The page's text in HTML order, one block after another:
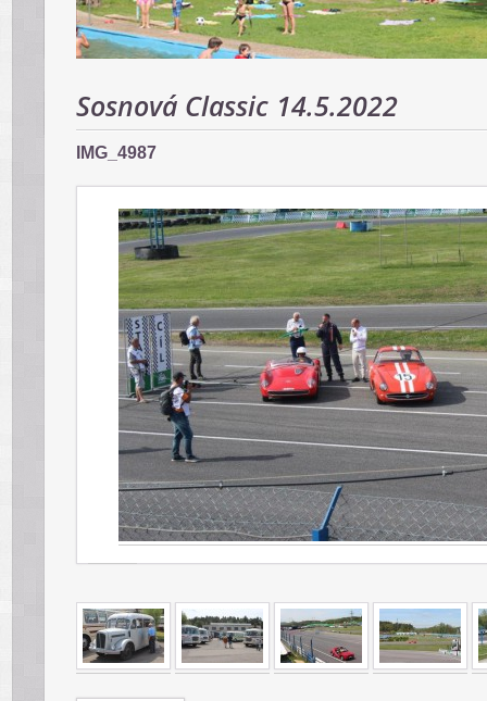
Sosnová Classic 14.5.2022
IMG_4987